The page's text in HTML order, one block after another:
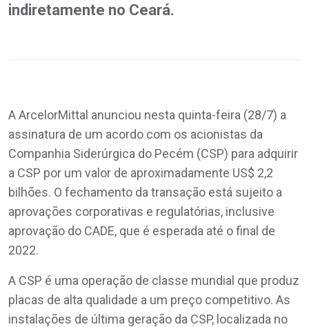
indiretamente no Ceará.
A ArcelorMittal anunciou nesta quinta-feira (28/7) a
assinatura de um acordo com os acionistas da
Companhia Siderúrgica do Pecém (CSP) para adquirir
a CSP por um valor de aproximadamente US$ 2,2
bilhões. O fechamento da transação está sujeito a
aprovações corporativas e regulatórias, inclusive
aprovação do CADE, que é esperada até o final de
2022.
A CSP é uma operação de classe mundial que produz
placas de alta qualidade a um preço competitivo. As
instalações de última geração da CSP, localizada no